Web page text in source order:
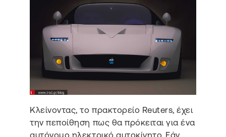
Κλείνοντας, το πρακτορείο Reuters, έχει
την πεποίθηση πως θα πρόκειται για ένα